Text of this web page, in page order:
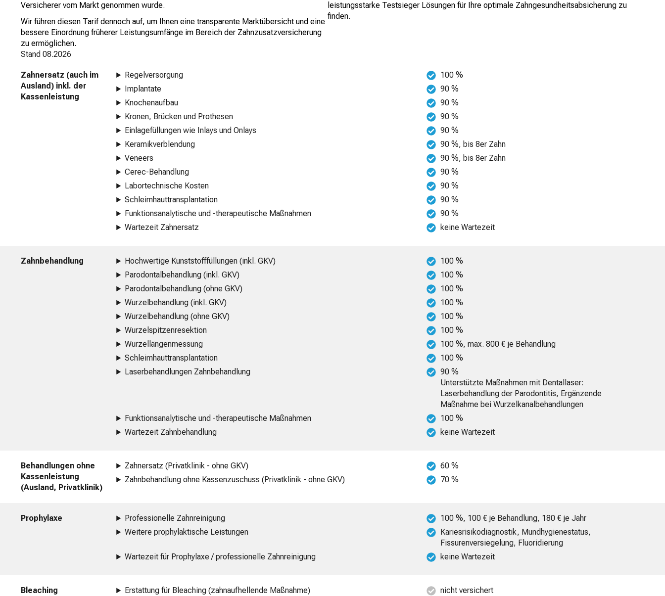
Versicherer vom Markt genommen wurde.
Wir führen diesen Tarif dennoch auf, um Ihnen eine transparente Marktübersicht und eine
bessere Einordnung früherer Leistungsumfänge im Bereich der Zahnzusatzversicherung
zu ermöglichen.
leistungsstarke Testsieger Lösungen für Ihre optimale Zahngesundheitsabsicherung zu
finden.
Stand 08.2026
Zahnersatz (auch im
Ausland) inkl. der
Kassenleistung
Regelversorgung
100 %
Implantate
90 %
Knochenaufbau
90 %
Kronen, Brücken und Prothesen
90 %
Einlagefüllungen wie Inlays und Onlays
90 %
Keramikverblendung
90 %, bis 8er Zahn
Veneers
90 %, bis 8er Zahn
Cerec-Behandlung
90 %
Labortechnische Kosten
90 %
Schleimhauttransplantation
90 %
Funktionsanalytische und -therapeutische Maßnahmen
90 %
Wartezeit Zahnersatz
keine Wartezeit
Zahnbehandlung Hochwertige Kunststofffüllungen (inkl. GKV)
100 %
Parodontalbehandlung (inkl. GKV)
100 %
Parodontalbehandlung (ohne GKV)
100 %
Wurzelbehandlung (inkl. GKV)
100 %
Wurzelbehandlung (ohne GKV)
100 %
Wurzelspitzenresektion
100 %
Wurzellängenmessung
100 %, max. 800 € je Behandlung
Schleimhauttransplantation
100 %
Laserbehandlungen Zahnbehandlung
90 %
Unterstützte Maßnahmen mit Dentallaser:
Laserbehandlung der Parodontitis, Ergänzende
Maßnahme bei Wurzelkanalbehandlungen
Funktionsanalytische und -therapeutische Maßnahmen
100 %
Wartezeit Zahnbehandlung
keine Wartezeit
Behandlungen ohne
Kassenleistung
(Ausland, Privatklinik)
Zahnersatz (Privatklinik - ohne GKV)
60 %
Zahnbehandlung ohne Kassenzuschuss (Privatklinik - ohne GKV)
70 %
Prophylaxe Professionelle Zahnreinigung
100 %, 100 € je Behandlung, 180 € je Jahr
Weitere prophylaktische Leistungen
Kariesrisikodiagnostik, Mundhygienestatus,
Fissurenversiegelung, Fluoridierung
Wartezeit für Prophylaxe / professionelle Zahnreinigung
keine Wartezeit
Bleaching
Erstattung für Bleaching (zahnaufhellende Maßnahme)
nicht versichert